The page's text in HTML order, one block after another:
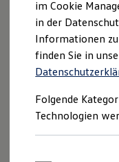
E-Auto-
Volkswagen
Die
Junge
Leasing
Side Assist
Travel
Side Assist
im Cookie
in der
Informationen
finden Sie in
Folgende
Technologien